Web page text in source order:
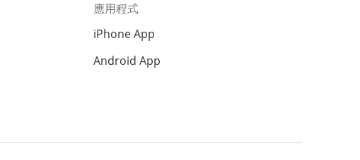
應用程式
iPhone App
Android App